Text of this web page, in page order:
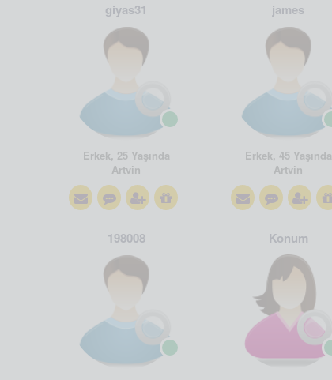
giyas31
Erkek, 25 Yaşında
Artvin
james
Erkek, 45 Yaşında
Artvin
198008 Konum